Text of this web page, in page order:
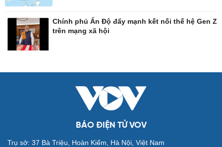
Chính phủ Ấn Độ đẩy mạnh kết nối thế hệ Gen Z
trên mạng xã hội
BÁO ĐIỆN TỬ VOV
Trụ sở: 37 Bà Triệu, Hoàn Kiếm, Hà Nội, Việt Nam